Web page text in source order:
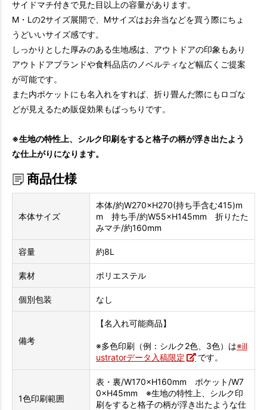
サイドマチ付きで見た目以上の容量があります。
M・Lの2サイズ展開で、Mサイズはお弁当などを買う際にちょ
うどいいサイズ感です。
しっかりとした厚みのある生地感は、アウトドアの印象もあり
アウトドアブランドや食料品店のノベルティなど幅広くご提案
が可能です。
また内ポケットにも名入れをすれば、折り畳んだ際にもロゴな
どが見えるため販促効果もばっちりです。
※生地の特性上、シルク印刷をすると格子の柄が浮き出たよう
な仕上がりになります。
商品仕様
本体サイズ
本体/約W270×H270(持ち手含む415)m
m 持ち手/約W55×H145mm 折りたた
みマチ/約160mm
容量 約8L
素材 ポリエステル
個別包装 なし
備考
【名入れ可能商品】
※多色印刷（例：シルク2色、3色）は※ill
ustratorデータ入稿限定
です。
1色印刷範囲
表・裏/W170×H160mm ポケット/W7
0×H45mm ※生地の特性上、シルク印
刷をすると格子の柄が浮き出たような仕